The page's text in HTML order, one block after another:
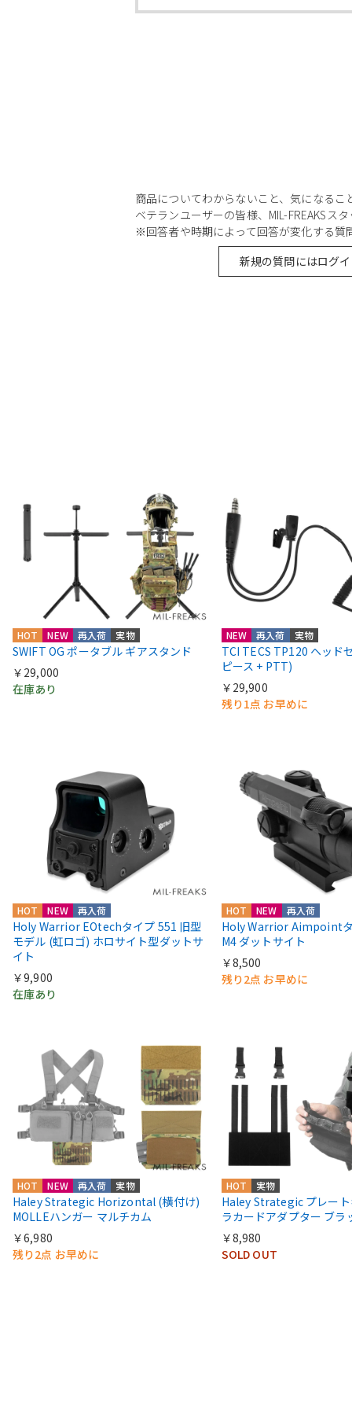
商品についてわからないこと、気になる
ベテランユーザーの皆様、MIL-FREAKSス
※回答者や時期によって回答が変化する質
新規の質問にはログ
HOT NEW 再入荷 実物
SWIFT OG ポータブル ギアスタンド
￥29,000
在庫あり
NEW 再入荷 実物
TCI TECS TP120 ヘッド
ピース + PTT)
￥29,900
残り1点 お早めに
HOT NEW 再入荷
Holy Warrior EOtechタイプ 551 旧型
モデル (虹ロゴ) ホロサイト型ダットサ
イト
￥9,900
在庫あり
HOT NEW 再入荷
Holy Warrior Aimpoint
M4 ダットサイト
￥8,500
残り2点 お早めに
HOT NEW 再入荷 実物
Haley Strategic Horizontal (横付け)
MOLLEハンガー マルチカム
￥6,980
残り2点 お早めに
HOT 実物
Haley Strategic プレー
ラカードアダプター ブラ
￥8,980
SOLD OUT